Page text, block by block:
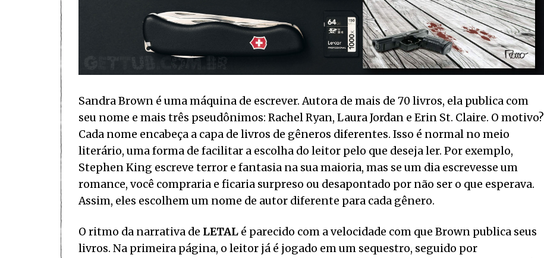
Sandra Brown é uma máquina de escrever. Autora de mais de 70 livros, ela publica com
seu nome e mais três pseudônimos: Rachel Ryan, Laura Jordan e Erin St. Claire. O motivo?
Cada nome encabeça a capa de livros de gêneros diferentes. Isso é normal no meio
literário, uma forma de facilitar a escolha do leitor pelo que deseja ler. Por exemplo,
Stephen King escreve terror e fantasia na sua maioria, mas se um dia escrevesse um
romance, você compraria e ficaria surpreso ou desapontado por não ser o que esperava.
Assim, eles escolhem um nome de autor diferente para cada gênero.
O ritmo da narrativa de LETAL é parecido com a velocidade com que Brown publica seus
livros. Na primeira página, o leitor já é jogado em um sequestro, seguido por